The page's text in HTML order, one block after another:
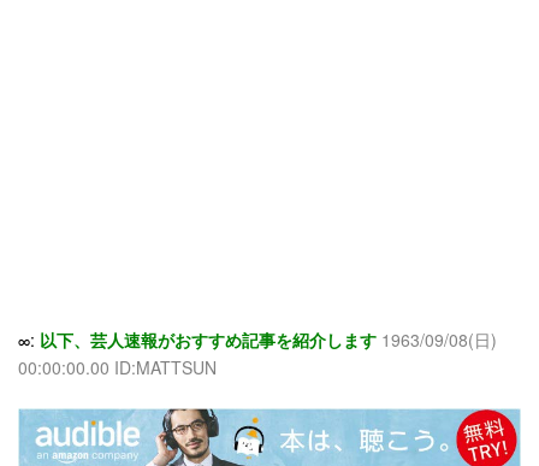
∞: 以下、芸人速報がおすすめ記事を紹介します 1963/09/08(日)
00:00:00.00 ID:MATTSUN